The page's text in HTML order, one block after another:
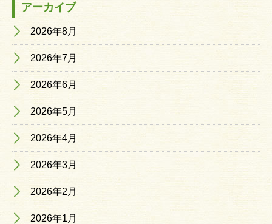
アーカイブ
2026年8月
2026年7月
2026年6月
2026年5月
2026年4月
2026年3月
2026年2月
2026年1月